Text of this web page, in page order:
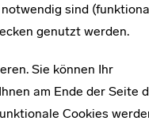
sind
genutzt werden.
Sie können Ihr
am Ende der Seite
Cookies